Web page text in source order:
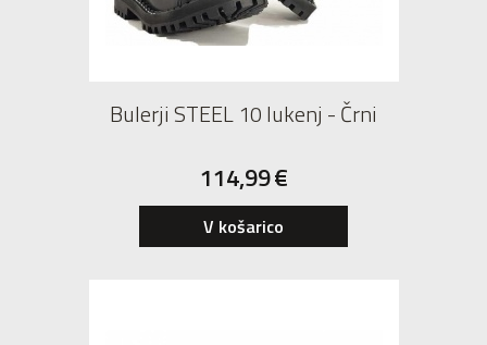
36
Bulerji STEEL 10 lukenj - Črni
114,99€
V košarico